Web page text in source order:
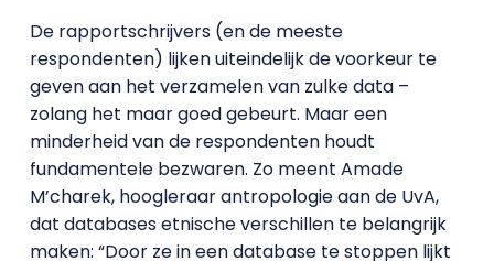
De rapportschrijvers (en de meeste
respondenten) lijken uiteindelijk de voorkeur te
geven aan het verzamelen van zulke data –
zolang het maar goed gebeurt. Maar een
minderheid van de respondenten houdt
fundamentele bezwaren. Zo meent Amade
M’charek, hoogleraar antropologie aan de UvA,
dat databases etnische verschillen te belangrijk
maken: “Door ze in een database te stoppen lijkt